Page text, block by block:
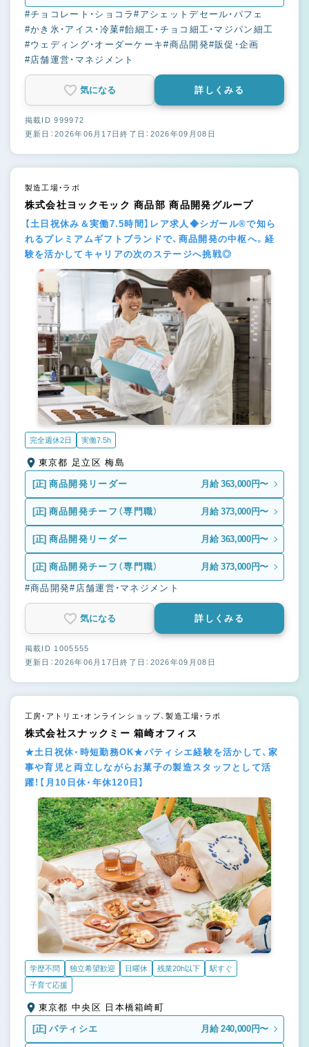
#チョコレート・ショコラ#アシェットデセール・パフェ
#かき氷・アイス・冷菓#飴細工・チョコ細工・マジパン細工
#ウェディング・オーダーケーキ#商品開発#販促・企画
#店舗運営・マネジメント
気になる 詳しくみる
掲載ID 999972
更新日：2026年06月17日終了日：2026年09月08日
製造工場・ラボ
株式会社ヨックモック 商品部 商品開発グループ
【土日祝休み＆実働7.5時間】レア求人◆シガール®で知ら
れるプレミアムギフトブランドで、商品開発の中枢へ。経
験を活かしてキャリアの次のステージへ挑戦◎
完全週休2日 実働7.5h
東京都 足立区 梅島
[正] 商品開発リーダー 月給 363,000円〜
[正] 商品開発チーフ（専門職） 月給 373,000円〜
[正] 商品開発リーダー 月給 363,000円〜
[正] 商品開発チーフ（専門職） 月給 373,000円〜
#商品開発#店舗運営・マネジメント
気になる 詳しくみる
掲載ID 1005555
更新日：2026年06月17日終了日：2026年09月08日
工房・アトリエ・オンラインショップ、製造工場・ラボ
株式会社スナックミー 箱崎オフィス
★土日祝休・時短勤務OK★パティシエ経験を活かして、家
事や育児と両立しながらお菓子の製造スタッフとして活
躍！【月10日休・年休120日】
学歴不問 独立希望歓迎 日曜休 残業20h以下
駅すぐ
子育て応援
東京都 中央区 日本橋箱崎町
[正] パティシエ 月給 240,000円〜